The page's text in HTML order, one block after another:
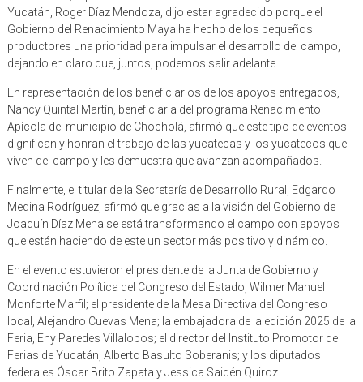
Yucatán, Roger Díaz Mendoza, dijo estar agradecido porque el
Gobierno del Renacimiento Maya ha hecho de los pequeños
productores una prioridad para impulsar el desarrollo del campo,
dejando en claro que, juntos, podemos salir adelante.
En representación de los beneficiarios de los apoyos entregados,
Nancy Quintal Martín, beneficiaria del programa Renacimiento
Apícola del municipio de Chocholá, afirmó que este tipo de eventos
dignifican y honran el trabajo de las yucatecas y los yucatecos que
viven del campo y les demuestra que avanzan acompañados.
Finalmente, el titular de la Secretaría de Desarrollo Rural, Edgardo
Medina Rodríguez, afirmó que gracias a la visión del Gobierno de
Joaquín Díaz Mena se está transformando el campo con apoyos
que están haciendo de este un sector más positivo y dinámico.
En el evento estuvieron el presidente de la Junta de Gobierno y
Coordinación Política del Congreso del Estado, Wilmer Manuel
Monforte Marfil; el presidente de la Mesa Directiva del Congreso
local, Alejandro Cuevas Mena; la embajadora de la edición 2025 de la
Feria, Eny Paredes Villalobos; el director del Instituto Promotor de
Ferias de Yucatán, Alberto Basulto Soberanis; y los diputados
federales Óscar Brito Zapata y Jessica Saidén Quiroz.